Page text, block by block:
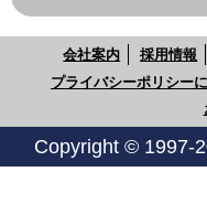
会社案内 採用情報
プライバシーポリシー
Copyright © 1997-